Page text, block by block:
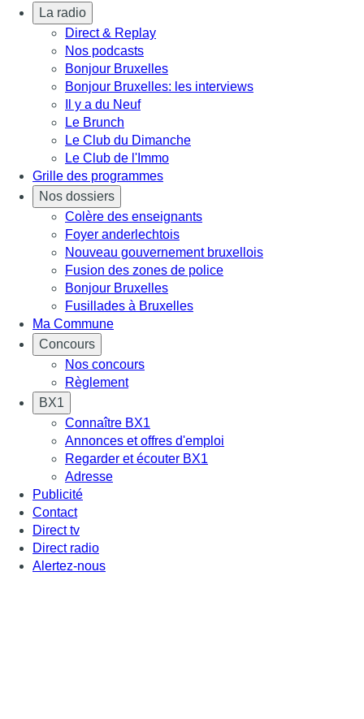
La radio
Direct & Replay
Nos podcasts
Bonjour Bruxelles
Bonjour Bruxelles: les interviews
Il y a du Neuf
Le Brunch
Le Club du Dimanche
Le Club de l'Immo
Grille des programmes
Nos dossiers
Colère des enseignants
Foyer anderlechtois
Nouveau gouvernement bruxellois
Fusion des zones de police
Bonjour Bruxelles
Fusillades à Bruxelles
Ma Commune
Concours
Nos concours
Règlement
BX1
Connaître BX1
Annonces et offres d'emploi
Regarder et écouter BX1
Adresse
Publicité
Contact
Direct tv
Direct radio
Alertez-nous